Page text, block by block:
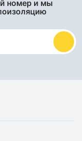
номер и мы